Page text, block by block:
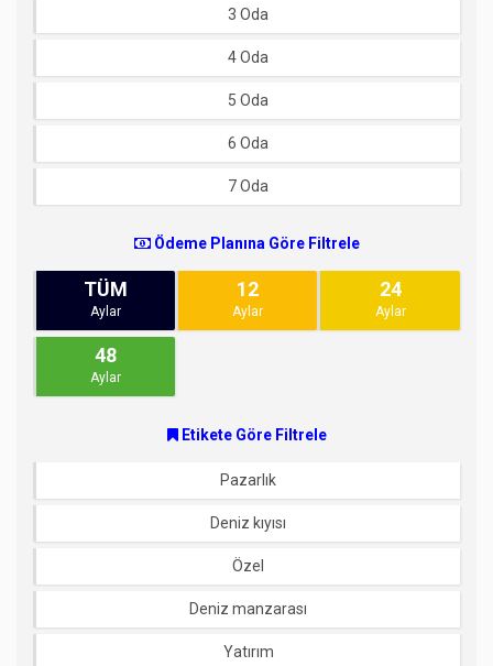
3 Oda
4 Oda
5 Oda
6 Oda
7 Oda
Ödeme Planına Göre Filtrele
TÜM
Aylar
12
Aylar
24
Aylar
48
Aylar
Etikete Göre Filtrele
Pazarlık
Deniz kıyısı
Özel
Deniz manzarası
Yatırım